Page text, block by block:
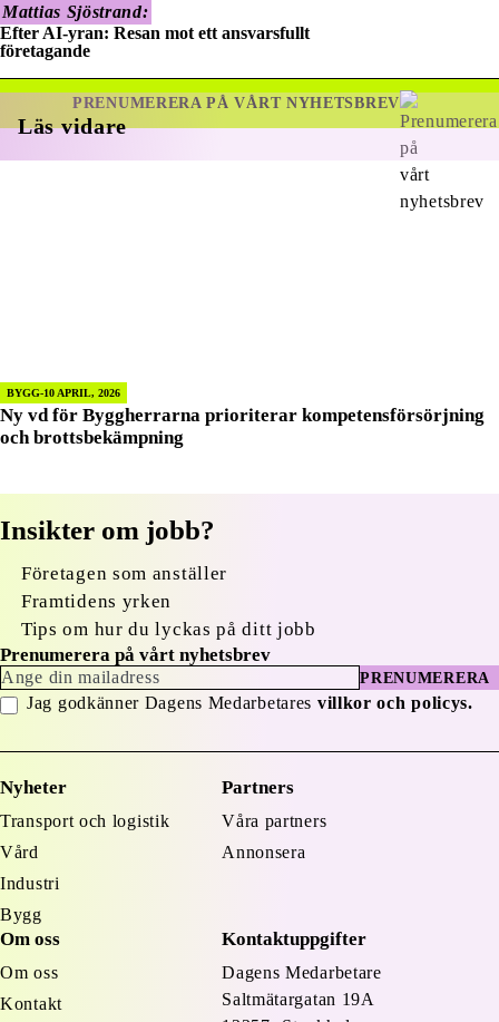
Mattias Sjöstrand:
Efter AI-yran: Resan mot ett ansvarsfullt
företagande
PRENUMERERA PÅ VÅRT NYHETSBREV
Läs vidare
BYGG 10 APRIL, 2026
Ny vd för Byggherrarna prioriterar kompetensförsörjning
och brottsbekämpning
Insikter om jobb?
Företagen som anställer
Framtidens yrken
Tips om hur du lyckas på ditt jobb
Prenumerera på vårt nyhetsbrev
PRENUMERERA
Jag godkänner Dagens Medarbetares villkor och policys.
Nyheter
Transport och logistik
Vård
Industri
Bygg
Partners
Våra partners
Annonsera
Om oss
Om oss
Kontakt
Kontaktuppgifter
Dagens Medarbetare
Saltmätargatan 19A